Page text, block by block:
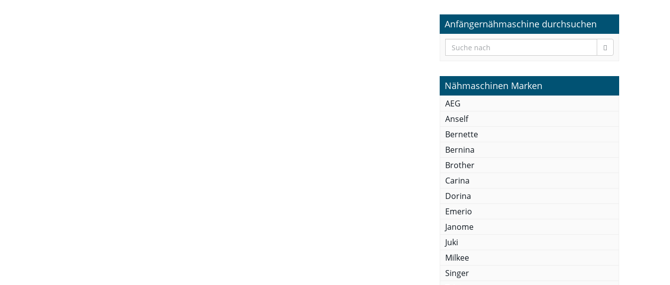
Anfängernähmaschine durchsuchen
Nähmaschinen Marken
AEG
Anself
Bernette
Bernina
Brother
Carina
Dorina
Emerio
Janome
Juki
Milkee
Singer